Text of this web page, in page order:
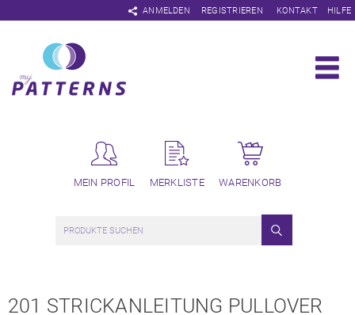
ANMELDEN
Navigation
überspringen
REGISTRIEREN KONTAKT HILFE
MEIN PROFIL MERKLISTE WARENKORB
201 STRICKANLEITUNG PULLOVER